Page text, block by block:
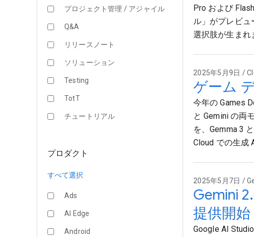
プロジェクト管理 / アジャイル
Q&A
リリースノート
ソリューション
Testing
TotT
チュートリアル
プロダクト
すべて選択
Ads
AI Edge
Android
Pro および
ル」がプレビ
選択肢が生まれ
2025年5月9日 /
ゲーム
今年の Games
と Gemini の両
を、Gemma 3
Cloud での生成
2025年5月7日 /
Gemini
提供開始
Google AI